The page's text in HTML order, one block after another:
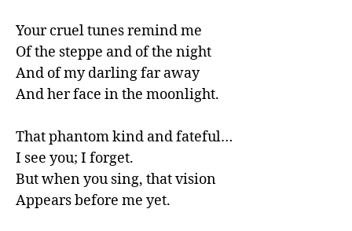
Your cruel tunes remind me
Of the steppe and of the night
And of my darling far away
And her face in the moonlight.
That phantom kind and fateful…
I see you; I forget.
But when you sing, that vision
Appears before me yet.